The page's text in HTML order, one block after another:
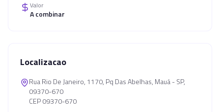
Valor
A combinar
Localizacao
Rua Rio De Janeiro, 1170, Pq Das Abelhas, Mauá - SP,
09370-670
CEP 09370-670